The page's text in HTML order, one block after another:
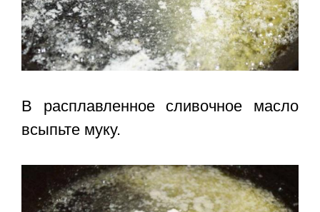
В расплавленное сливочное масло
всыпьте муку.